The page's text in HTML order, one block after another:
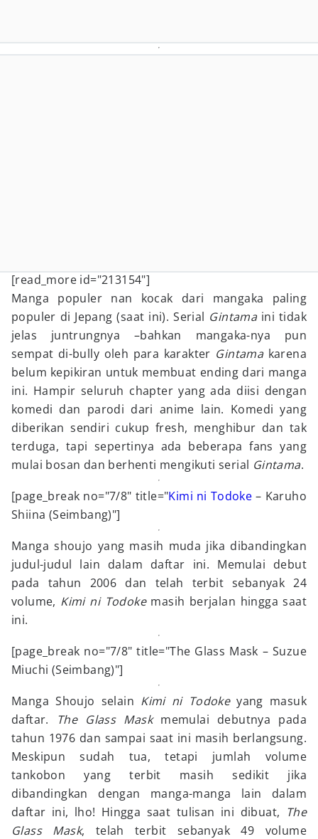
[read_more id="213154"]
Manga populer nan kocak dari mangaka paling
populer di Jepang (saat ini). Serial Gintama ini tidak
jelas juntrungnya –bahkan mangaka-nya pun
sempat di-bully oleh para karakter Gintama karena
belum kepikiran untuk membuat ending dari manga
ini. Hampir seluruh chapter yang ada diisi dengan
komedi dan parodi dari anime lain. Komedi yang
diberikan sendiri cukup fresh, menghibur dan tak
terduga, tapi sepertinya ada beberapa fans yang
mulai bosan dan berhenti mengikuti serial Gintama.
[page_break no="7/8" title="Kimi ni Todoke – Karuho
Shiina (Seimbang)"]
Manga shoujo yang masih muda jika dibandingkan
judul-judul lain dalam daftar ini. Memulai debut
pada tahun 2006 dan telah terbit sebanyak 24
volume, Kimi ni Todoke masih berjalan hingga saat
ini.
[page_break no="7/8" title="The Glass Mask – Suzue
Miuchi (Seimbang)"]
Manga Shoujo selain Kimi ni Todokeyang masuk
daftar. The Glass Maskmemulai debutnya pada
tahun 1976 dan sampai saat ini masih berlangsung.
Meskipun sudah tua, tetapi jumlah volume
tankobon yang terbit masih sedikit jika
dibandingkan dengan manga-manga lain dalam
daftar ini, lho! Hingga saat tulisan ini dibuat, The
Glass Mask, telah terbit sebanyak 49 volume